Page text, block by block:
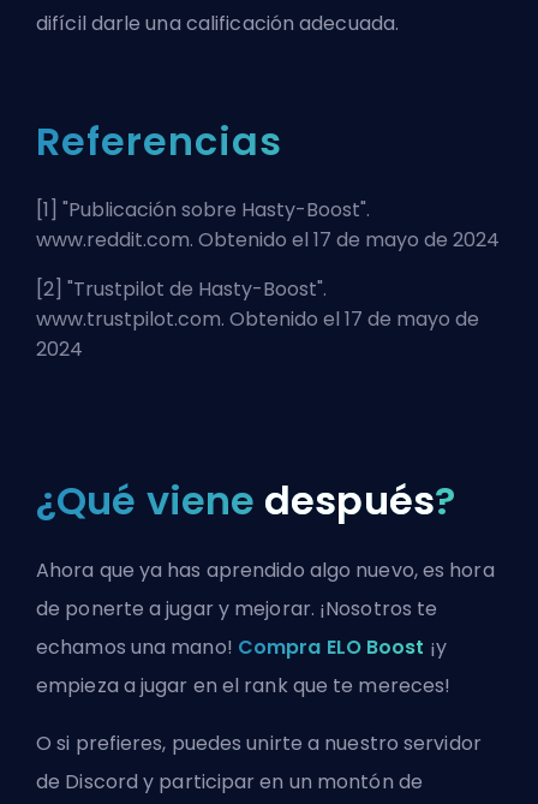
difícil darle una calificación adecuada.
Referencias
[1] "Publicación sobre Hasty-Boost".
www.reddit.com. Obtenido el 17 de mayo de 2024
[2] "Trustpilot de Hasty-Boost".
www.trustpilot.com. Obtenido el 17 de mayo de
2024
¿Qué viene después?
Ahora que ya has aprendido algo nuevo, es hora
de ponerte a jugar y mejorar. ¡Nosotros te
echamos una mano! Compra ELO Boost ¡y
empieza a jugar en el rank que te mereces!
O si prefieres, puedesunirte a nuestro servidor
de Discord y participar en un montón de